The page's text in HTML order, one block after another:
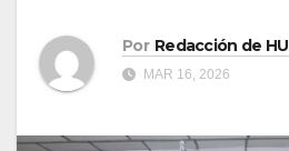
Por Redacción de HU
MAR 16, 2026